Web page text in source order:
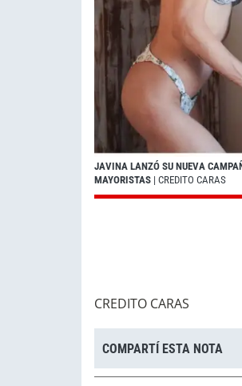
JAVINA LANZÓ SU NUEVA
MAYORISTAS | CREDITO CARAS
CREDITO CARAS
COMPARTÍ ESTA NOTA